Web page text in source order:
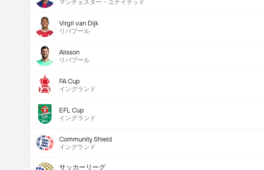
マンチェスター・ユナイテッド
Virgil van Dijk
リバプール
Alisson
リバプール
FA Cup
イングランド
EFL Cup
イングランド
Community Shield
イングランド
サッカーリーグ